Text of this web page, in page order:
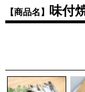
【商品名】 味付